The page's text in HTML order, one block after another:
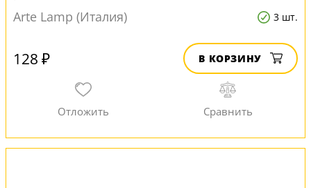
Arte Lamp (Италия)
3 шт.
128 ₽ В КОРЗИНУ